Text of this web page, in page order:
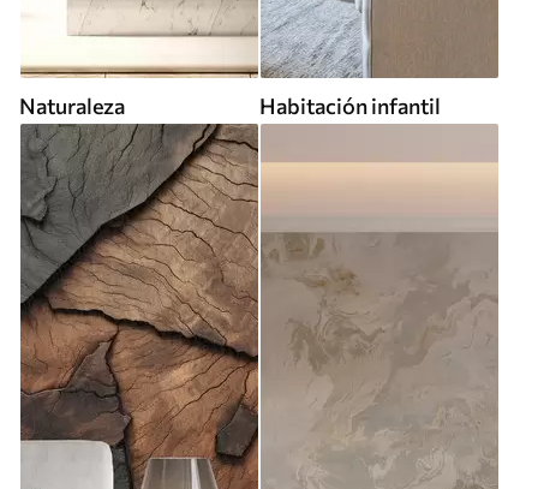
Naturaleza Habitación infantil